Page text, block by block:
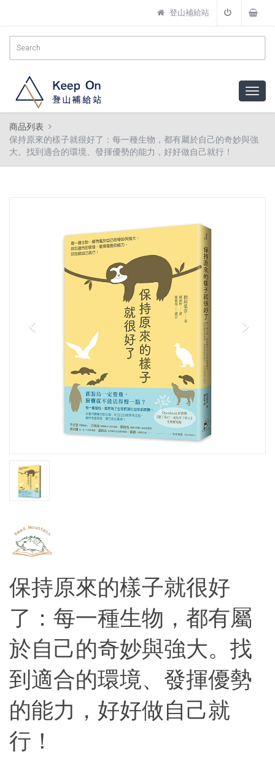
登山補給站
商品列表
保持原來的樣子就很好了：每一種生物，都有屬於自己的奇妙與強
大。找到適合的環境、發揮優勢的能力，好好做自己就行！
保持原來的樣子就很好
了：每一種生物，都有屬
於自己的奇妙與強大。找
到適合的環境、發揮優勢
的能力，好好做自己就
行！